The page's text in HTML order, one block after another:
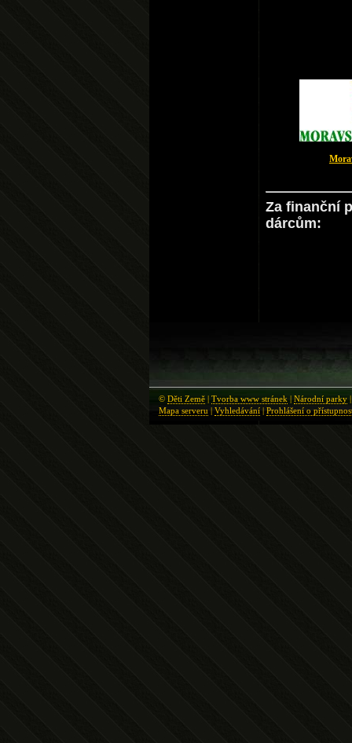
Za finanční
dárcům:
© Děti Země | Tvorba www stránek | Národní parky
Mapa serveru | Vyhledávání | Prohlášení o